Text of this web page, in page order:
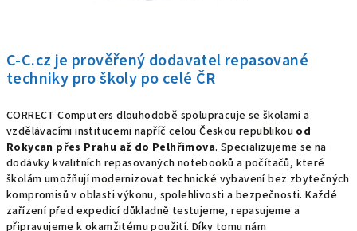
C-C.cz je prověřený dodavatel repasované
techniky pro školy po celé ČR
CORRECT Computers dlouhodobě spolupracuje se školami a
vzdělávacími institucemi napříč celou Českou republikou od
Rokycan přes Prahu až do Pelhřimova. Specializujeme se na
dodávky kvalitních repasovaných notebooků a počítačů, které
školám umožňují modernizovat technické vybavení bez zbytečných
kompromisů v oblasti výkonu, spolehlivosti a bezpečnosti. Každé
zařízení před expedicí důkladně testujeme, repasujeme a
připravujeme k okamžitému použití. Díky tomu nám